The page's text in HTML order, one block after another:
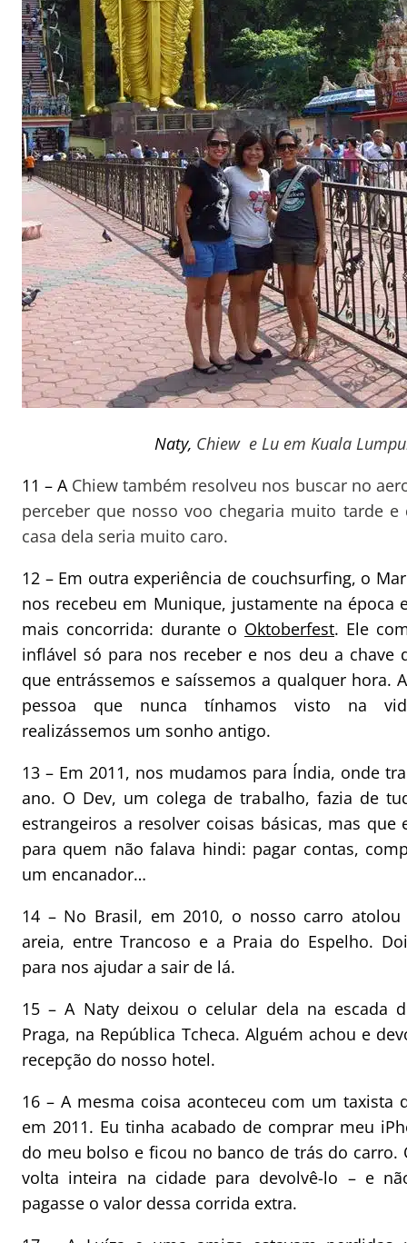
Naty, Chiew e Lu em Kuala
11 – A Chiew também resolveu nos buscar no
perceber que nosso voo chegaria muito tarde
casa dela seria muito caro.
12 – Em outra experiência de couchsurfing, o
nos recebeu em Munique, justamente na época
mais concorrida: durante o Oktoberfest. Ele
inflável só para nos receber e nos deu a chave
que entrássemos e saíssemos a qualquer hora.
pessoa que nunca tínhamos visto na
realizássemos um sonho antigo.
13 – Em 2011, nos mudamos para Índia, onde
ano. O Dev, um colega de trabalho, fazia de
estrangeiros a resolver coisas básicas, mas que
para quem não falava hindi: pagar contas,
um encanador…
14 – No Brasil, em 2010, o nosso carro
areia, entre Trancoso e a Praia do Espelho.
para nos ajudar a sair de lá.
15 – A Naty deixou o celular dela na escada
Praga, na República Tcheca. Alguém achou e
recepção do nosso hotel.
16 – A mesma coisa aconteceu com um taxista
em 2011. Eu tinha acabado de comprar meu
do meu bolso e ficou no banco de trás do carro.
volta inteira na cidade para devolvê-lo – e
pagasse o valor dessa corrida extra.